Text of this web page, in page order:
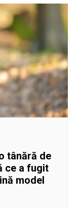
tânără de
ce a fugit
model